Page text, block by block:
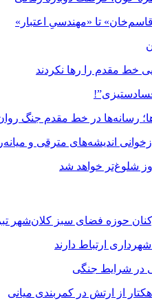
تا «مهندسیِ اعتبار»
رسانه‌ها در خط مقدم جنگ
اندیشه‌های مترقی و
شلوغ‌تر خواهد شد
حوزه فضای سبز کلان‌شهر